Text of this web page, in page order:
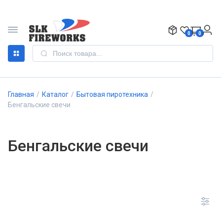
0 0
Главная / Каталог / Бытовая пиротехника /
Бенгальские свечи
Бенгальские свечи